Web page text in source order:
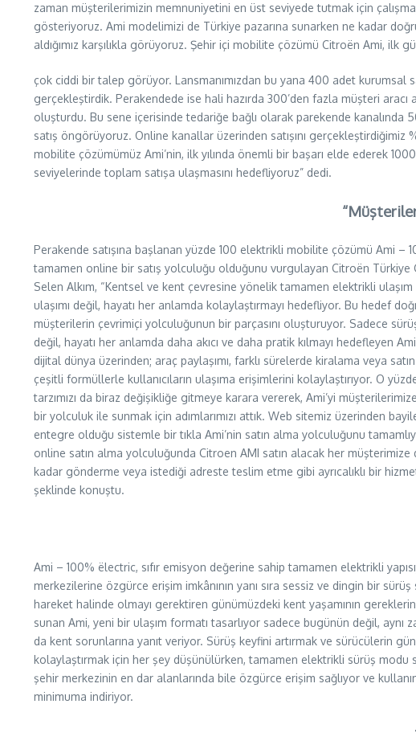
zaman müşterilerimizin memnuniyetini en üst seviyede tutmak için
gösteriyoruz. Ami modelimizi de Türkiye pazarına sunarken ne kadar doğru
aldığımız karşılıkla görüyoruz. Şehir içi mobilite çözümü Citroën Ami, ilk
çok ciddi bir talep görüyor. Lansmanımızdan bu yana 400 adet kurumsal
gerçekleştirdik. Perakendede ise hali hazırda 300’den fazla müşteri aracı
oluşturdu. Bu sene içerisinde tedariğe bağlı olarak parekende kanalında
satış öngörüyoruz. Online kanallar üzerinden satışını gerçekleştirdiğimiz
mobilite çözümümüz Ami’nin, ilk yılında önemli bir başarı elde ederek
seviyelerinde toplam satışa ulaşmasını hedefliyoruz” dedi.
Perakende satışına başlanan yüzde 100 elektrikli mobilite çözümü Ami –
tamamen online bir satış yolculuğu olduğunu vurgulayan Citroën Türkiye
Selen Alkım, “Kentsel ve kent çevresine yönelik tamamen elektrikli ulaşım
ulaşımı değil, hayatı her anlamda kolaylaştırmayı hedefliyor. Bu hedef
müşterilerin çevrimiçi yolculuğunun bir parçasını oluşturuyor. Sadece
değil, hayatı her anlamda daha akıcı ve daha pratik kılmayı hedefleyen
dijital dünya üzerinden; araç paylaşımı, farklı sürelerde kiralama veya
çeşitli formüllerle kullanıcıların ulaşıma erişimlerini kolaylaştırıyor. O
tarzımızı da biraz değişikliğe gitmeye karara vererek, Ami’yi
bir yolculuk ile sunmak için adımlarımızı attık. Web sitemiz üzerinden
entegre olduğu sistemle bir tıkla Ami’nin satın alma yolculuğunu
online satın alma yolculuğunda Citroen AMI satın alacak her müşterimize
kadar gönderme veya istediği adreste teslim etme gibi ayrıcalıklı bir
şeklinde konuştu.
Ami – 100% ëlectric, sıfır emisyon değerine sahip tamamen elektrikli
merkezilerine özgürce erişim imkânının yanı sıra sessiz ve dingin bir sürüş
hareket halinde olmayı gerektiren günümüzdeki kent yaşamının
sunan Ami, yeni bir ulaşım formatı tasarlıyor sadece bugünün değil, aynı
da kent sorunlarına yanıt veriyor. Sürüş keyfini artırmak ve sürücülerin
kolaylaştırmak için her şey düşünülürken, tamamen elektrikli sürüş modu
şehir merkezinin en dar alanlarında bile özgürce erişim sağlıyor ve
minimuma indiriyor.